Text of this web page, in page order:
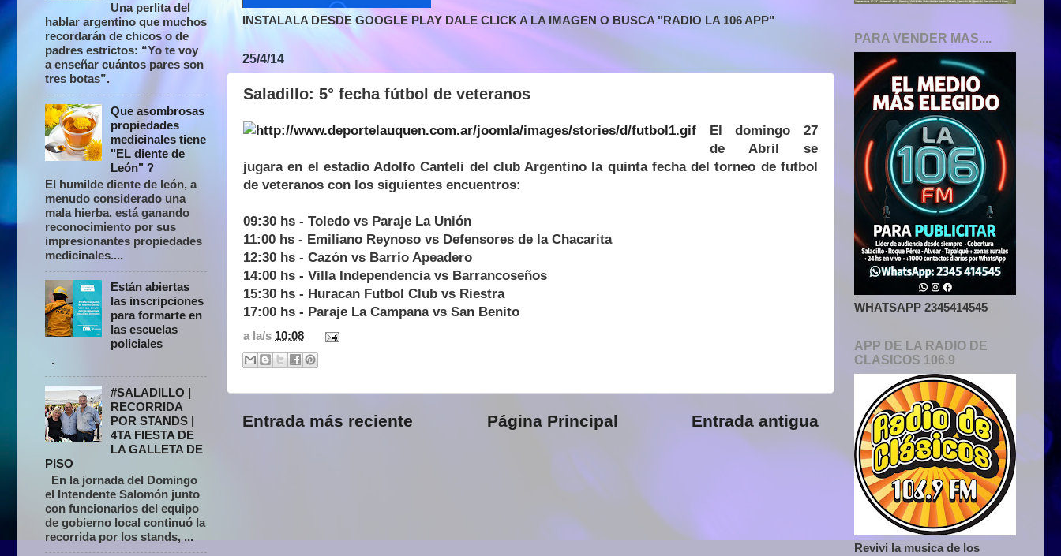
INSTALALA DESDE GOOGLE PLAY DALE CLICK A LA IMAGEN O BUSCA "RADIO LA 106 APP"
25/4/14
Saladillo: 5° fecha fútbol de veteranos
El domingo 27
de Abril se
jugara en el estadio Adolfo Canteli del club Argentino la quinta fecha del torneo de futbol
de veteranos con los siguientes encuentros:
09:30 hs - Toledo vs Paraje La Unión
11:00 hs - Emiliano Reynoso vs Defensores de la Chacarita
12:30 hs - Cazón vs Barrio Apeadero
14:00 hs - Villa Independencia vs Barrancoseños
15:30 hs - Huracan Futbol Club vs Riestra
17:00 hs - Paraje La Campana vs San Benito
a la/s 10:08
Entrada más reciente Entrada antigua
Página Principal
Una perlita del
hablar argentino que muchos
recordarán de chicos o de
padres estrictos: “Yo te voy
a enseñar cuántos pares son
tres botas”.
Que asombrosas
propiedades
medicinales tiene
"EL diente de
León" ?
El humilde diente de león, a
menudo considerado una
mala hierba, está ganando
reconocimiento por sus
impresionantes propiedades
medicinales....
Están abiertas
las inscripciones
para formarte en
las escuelas
policiales
.
#SALADILLO |
RECORRIDA
POR STANDS |
4TA FIESTA DE
LA GALLETA DE
PISO
En la jornada del Domingo
el Intendente Salomón junto
con funcionarios del equipo
de gobierno local continuó la
recorrida por los stands, ...
PARA VENDER MAS....
WHATSAPP 2345414545
APP DE LA RADIO DE
CLASICOS 106.9
Revivi la musica de los